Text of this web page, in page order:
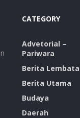
CATEGORY
Advetorial –
Pariwara
Berita Lembata
Berita Utama
Budaya
Daerah